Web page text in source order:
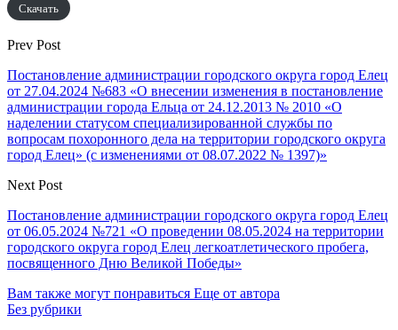
Скачать
Prev Post
Постановление администрации городского округа город Елец
от 27.04.2024 №683 «О внесении изменения в постановление
администрации города Ельца от 24.12.2013 № 2010 «О
наделении статусом специализированной службы по
вопросам похоронного дела на территории городского округа
город Елец» (с изменениями от 08.07.2022 № 1397)»
Next Post
Постановление администрации городского округа город Елец
от 06.05.2024 №721 «О проведении 08.05.2024 на территории
городского округа город Елец легкоатлетического пробега,
посвященного Дню Великой Победы»
Вам также могут понравиться Еще от автора
Без рубрики